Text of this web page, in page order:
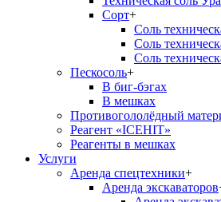
Сорт+
Соль
Соль
Соль
Пескосоль+
В биг-бэгах
В мешках
Противогололёдный
Реагент «ICEHIT»
Реагенты в мешках
Услуги
Аренда спецтехники+
Аренда экскаваторов